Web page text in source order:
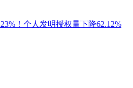
！个人发明授权量下降62.12%